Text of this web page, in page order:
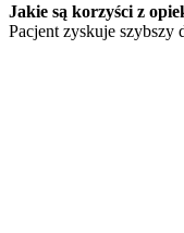
Jakie są korzyści z
Pacjent zyskuje szybszy